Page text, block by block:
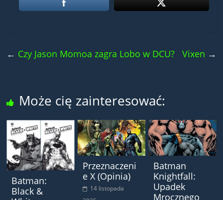
← Czy Jason Momoa zagra Lobo w DCU? Vixen →
Może cię zainteresować:
Batman:
Black &
Przeznaczeni
e X (Opinia)
14 listopada
Batman
Knightfall:
Upadek
Mrocznego